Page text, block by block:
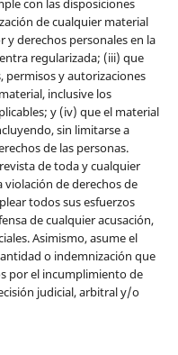
con las disposiciones
de cualquier material
derechos personales en la
regularizada; (iii) que
permisos y autorizaciones
inclusive los
y (iv) que el material
sin limitarse a
de las personas.
de toda y cualquier
violación de derechos de
todos sus esfuerzos
de cualquier acusación,
Asimismo, asume el
o indemnización que
por el incumplimiento de
judicial, arbitral y/o